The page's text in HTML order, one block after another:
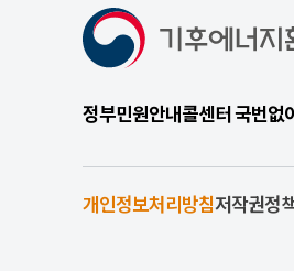
정부민원안내콜센터 국번
개인정보처리방침저작권정